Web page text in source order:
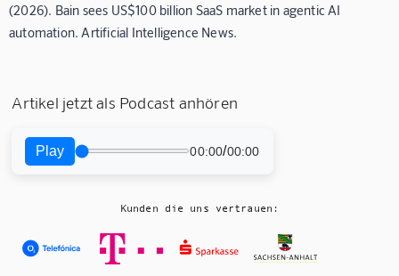
(2026). Bain sees US$100 billion SaaS market in agentic AI
automation. Artificial Intelligence News.
Artikel jetzt als Podcast anhören
Play 00:00/00:00
Kunden die uns vertrauen: